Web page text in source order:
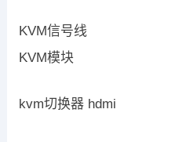
KVM信号线
KVM模块
kvm切换器 hdmi